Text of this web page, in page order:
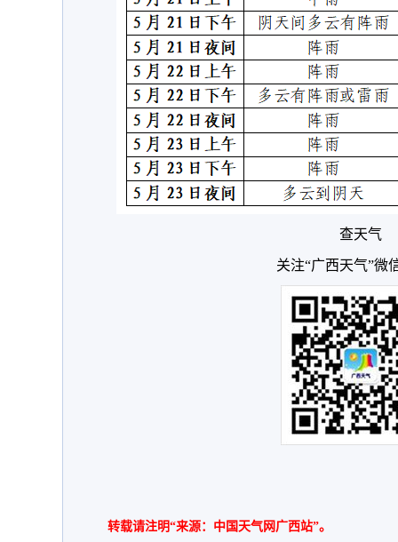
查天气
关注“广西天气”微
转载请注明“来源：中国天气网广西站”。